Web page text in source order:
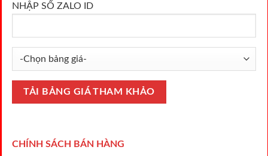
NHẬP SỐ ZALO ID
CHÍNH SÁCH BÁN HÀNG